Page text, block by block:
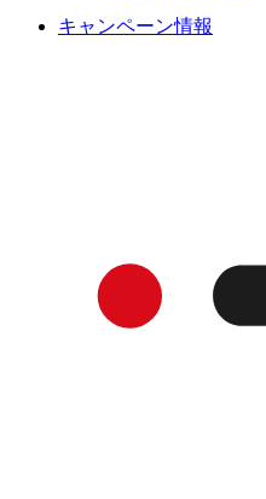
キャンペーン情報